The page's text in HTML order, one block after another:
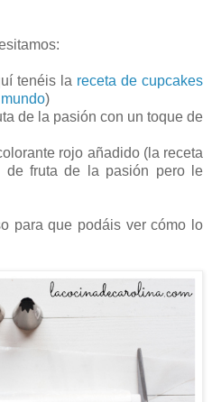
tenéis la receta de cupcakes
)
de la pasión con un toque de
rojo añadido (la receta
fruta de la pasión pero le
para que podáis ver cómo lo